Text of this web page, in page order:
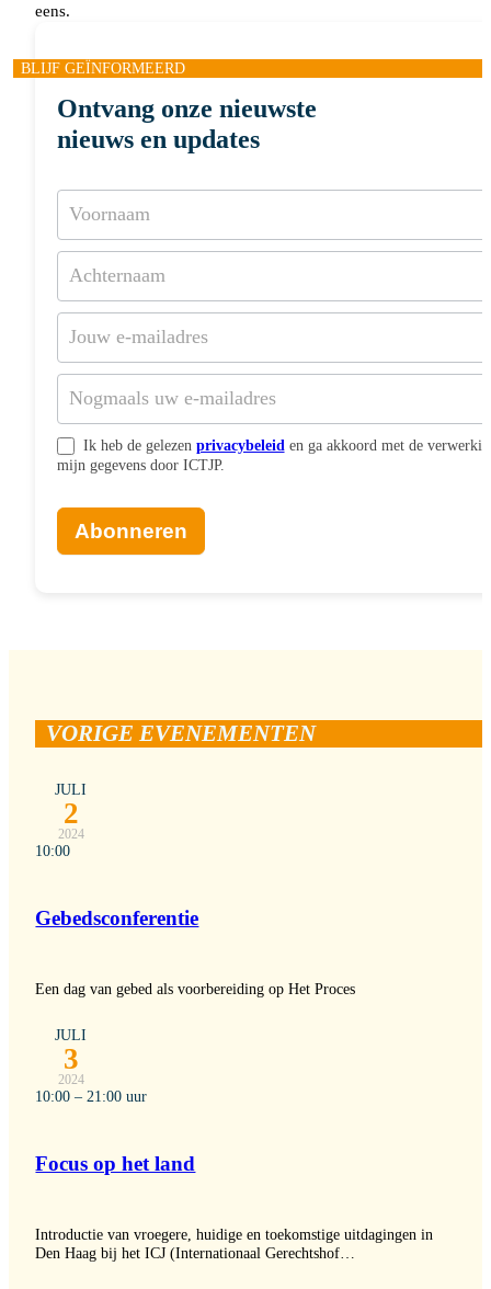
eens.
BLIJF GEÏNFORMEERD
Ontvang onze nieuwste
nieuws en updates
Nieuwsbrief
abonnement
Ik heb de gelezen privacybeleid en ga akkoord met de
mijn gegevens door ICTJP.
Abonneren
VORIGE EVENEMENTEN
JULI
2
2024
10:00
Gebedsconferentie
Een dag van gebed als voorbereiding op Het Proces
JULI
3
2024
10:00 – 21:00 uur
Focus op het land
Introductie van vroegere, huidige en toekomstige uitdagingen in
Den Haag bij het ICJ (Internationaal Gerechtshof…